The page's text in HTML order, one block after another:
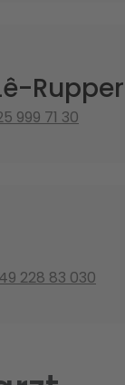
999 71 30
228 83 030